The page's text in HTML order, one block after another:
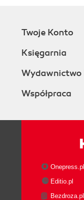
Twoje Konto
Księgarnia
Wydawnictwo
Współpraca
Onepress.pl
Editio.pl
Bezdroza.pl